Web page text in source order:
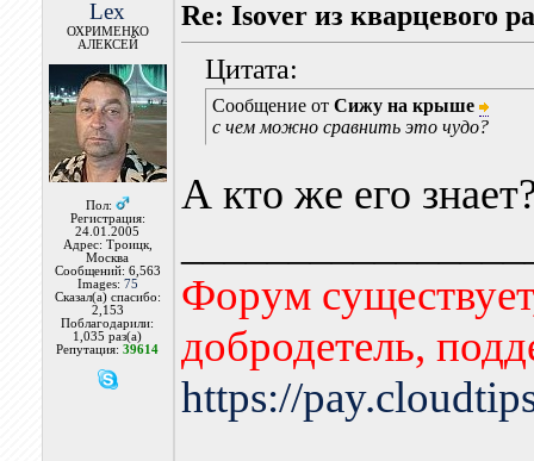
Lex
ОХРИМЕНКО
АЛЕКСЕЙ
Пол:
Регистрация:
24.01.2005
Адрес: Троицк,
Москва
Сообщений: 6,563
Images: 75
Сказал(а) спасибо:
2,153
Поблагодарили:
1,035 раз(а)
Репутация:39614
Re: Isover из кварцевого
Цитата:
Сообщение от Сижу на крыше
с чем можно сравнить это чудо?
А кто же его
Форум
добродетель,
https://